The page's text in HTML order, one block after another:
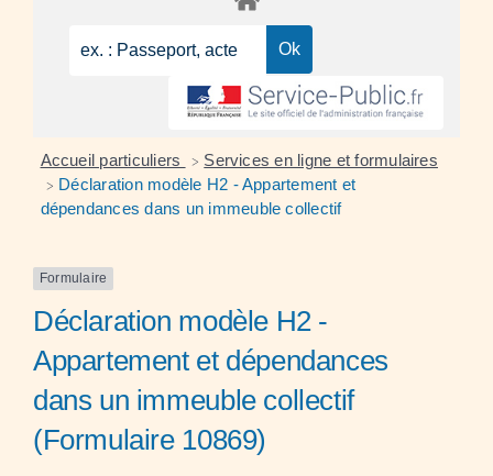
Accueil particuliers > Services en ligne et formulaires
> Déclaration modèle H2 - Appartement et
dépendances dans un immeuble collectif
Formulaire
Déclaration modèle H2 -
Appartement et dépendances
dans un immeuble collectif
(Formulaire 10869)